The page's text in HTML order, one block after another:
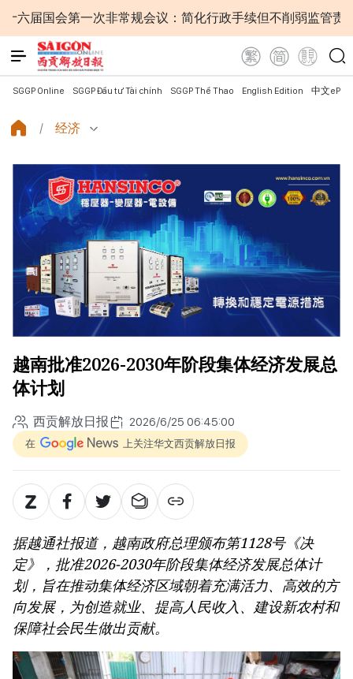
一次非常规会议：简化行政手续但不削弱监管责任 越
SGGP Online SGGP Đầu tư Tài chính SGGP Thể Thao English Edition 中文
经济
越南批准2026-2030年阶段集体经济发展总
体计划
西贡解放日报 2026/6/25 06:45:00
在 上关注华文西贡解放日报
据越通社报道，越南政府总理颁布第1128号《决
定》，批准2026-2030年阶段集体经济发展总体计
划，旨在推动集体经济区域朝着充满活力、高效的方
向发展，为创造就业、提高人民收入、建设新农村和
保障社会民生做出贡献。